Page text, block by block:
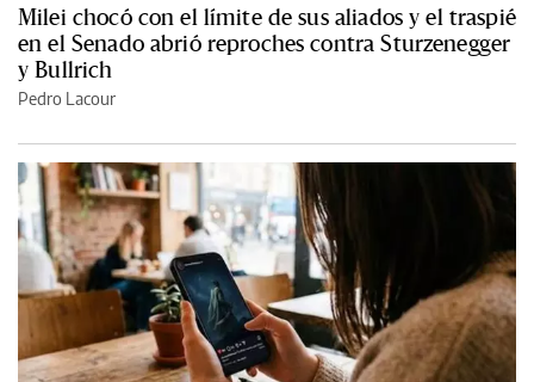
Milei chocó con el límite de sus aliados y el traspié
en el Senado abrió reproches contra Sturzenegger
y Bullrich
Pedro Lacour